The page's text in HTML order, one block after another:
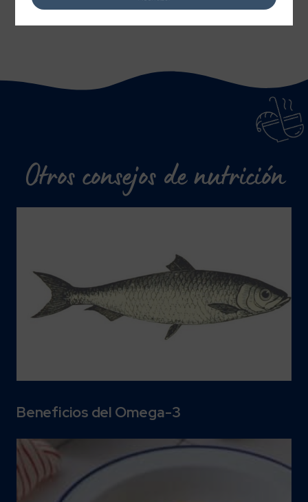
Otros consejos de nutrición
Beneficios del Omega-3